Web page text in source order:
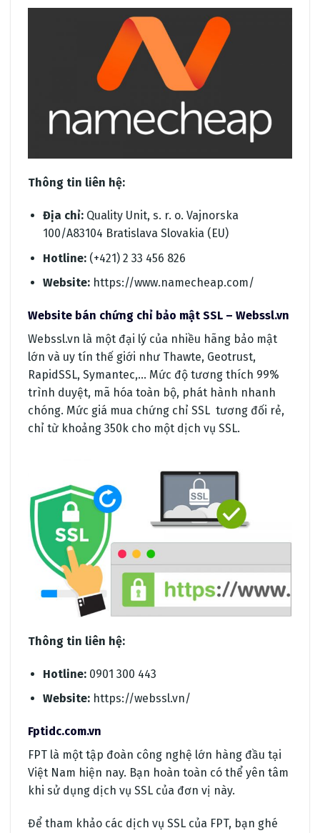
Thông tin liên hệ:
Địa chỉ:Quality Unit, s. r. o. Vajnorska
100/A83104 Bratislava Slovakia (EU)
Hotline:(+421) 2 33 456 826
Website:https://www.namecheap.com/
Website bán chứng chỉ bảo mật SSL – Webssl.vn
Webssl.vn là một đại lý của nhiều hãng bảo mật
lớn và uy tín thế giới như Thawte, Geotrust,
RapidSSL, Symantec,… Mức độ tương thích 99%
trình duyệt, mã hóa toàn bộ, phát hành nhanh
chóng. Mức giá mua chứng chỉ SSL tương đối rẻ,
chỉ từ khoảng 350k cho một dịch vụ SSL.
Thông tin liên hệ:
Hotline:0901 300 443
Website:https://webssl.vn/
Fptidc.com.vn
FPT là một tập đoàn công nghệ lớn hàng đầu tại
Việt Nam hiện nay. Bạn hoàn toàn có thể yên tâm
khi sử dụng dịch vụ SSL của đơn vị này.
Để tham khảo các dịch vụ SSL của FPT, bạn ghé